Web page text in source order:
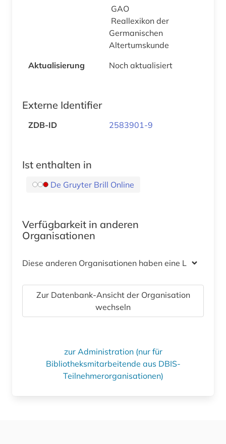
GAO
Reallexikon der
Germanischen
Altertumskunde
Aktualisierung
Noch aktualisiert
Externe Identifier
ZDB-ID 2583901-9
Ist enthalten in
De Gruyter Brill Online
Verfügbarkeit in anderen
Organisationen
Diese anderen Organisationen haben eine Lizenz
Zur Datenbank-Ansicht der Organisation
wechseln
zur Administration (nur für
Bibliotheksmitarbeitende aus DBIS-
Teilnehmerorganisationen)